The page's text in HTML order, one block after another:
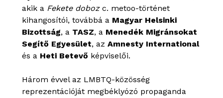
akik a Fekete dobozc. metoo-történet
kihangosítói, továbbá a Magyar Helsinki
Bizottság, a TASZ, a Menedék Migránsokat
Segítő Egyesület, az Amnesty International
és a Heti Betevő képviselői.
Három évvel az LMBTQ-közösség
reprezentációját megbéklyózó propaganda